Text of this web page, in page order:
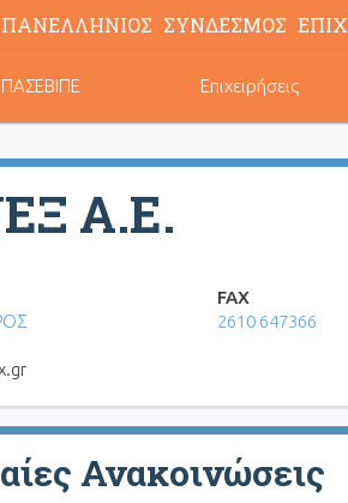
ΠΑΝΕΛΛΗΝΙΟΣ ΣΥΝΔΕΣΜΟΣ
ΠΑΣΕΒΙΠΕ Επιχειρήσεις
Α.Ε.
FAX
2610 647366
Ανακοινώσεις